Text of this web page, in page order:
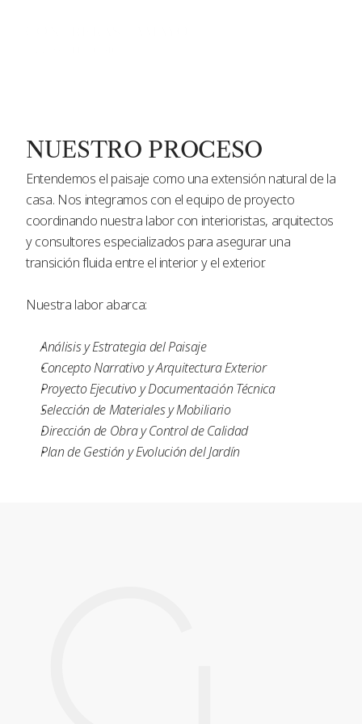
NUESTRO PROCESO
Entendemos el paisaje como una extensión natural de la
casa. Nos integramos con el equipo de proyecto
coordinando nuestra labor con interioristas, arquitectos
y consultores especializados para asegurar una
transición fluida entre el interior y el exterior.
Nuestra labor abarca:
Análisis y Estrategia del Paisaje
Concepto Narrativo y Arquitectura Exterior
Proyecto Ejecutivo y Documentación Técnica
Selección de Materiales y Mobiliario
Dirección de Obra y Control de Calidad
Plan de Gestión y Evolución del Jardín